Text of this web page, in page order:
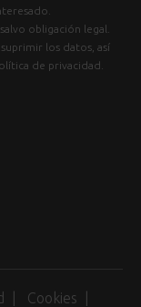
obligación legal.
los datos, así
de privacidad.
Cookies